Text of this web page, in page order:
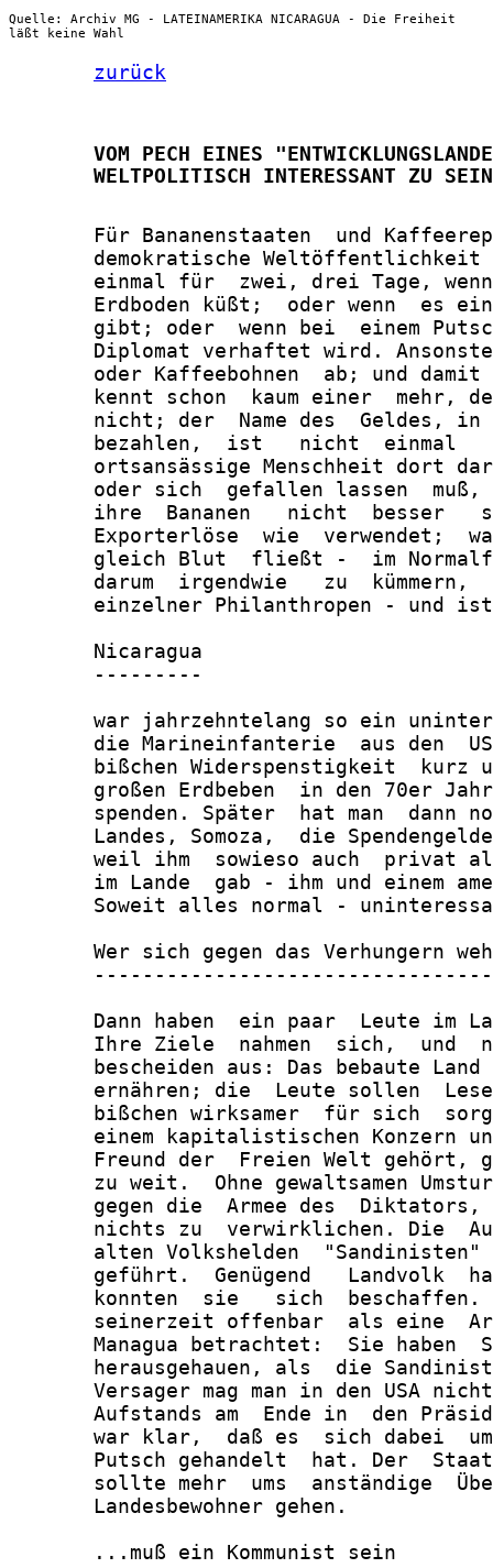
Quelle: Archiv MG - LATEINAMERIKA NICARAGUA - Die Freiheit
läßt keine Wahl
zurück
VOM PECH EINES
       WELTPOLITISCH INTERESSANT ZU SEIN
Für Bananenstaaten  und
demokratische
einmal für  zwei, drei Tage,
Erdboden küßt;  oder wenn  es
gibt; oder  wenn bei  einem
Diplomat verhaftet wird.
oder Kaffeebohnen  ab; und
kennt schon  kaum einer  mehr,
nicht; der  Name des  Geldes,
bezahlen,  ist   nicht  einmal
ortsansässige Menschheit dort
oder sich  gefallen lassen
ihre  Bananen   nicht  besser
Exporterlöse  wie  verwendet;
gleich Blut  fließt -  im
darum  irgendwie   zu  kümmern,
einzelner Philanthropen - und
       Nicaragua
       ---------
war jahrzehntelang so ein
die Marineinfanterie  aus den
bißchen Widerspenstigkeit  kurz
großen Erdbeben  in den 70er
spenden. Später  hat man  dann
Landes, Somoza,  die
weil ihm  sowieso auch  privat
im Lande  gab - ihm und einem
Soweit alles normal -
Wer sich gegen das Verhungern
Dann haben  ein paar  Leute im
Ihre Ziele  nahmen  sich,  und
bescheiden aus: Das bebaute
ernähren; die  Leute sollen
bißchen wirksamer  für sich
einem kapitalistischen Konzern
Freund der  Freien Welt gehört,
zu weit.  Ohne gewaltsamen
gegen die  Armee des
nichts zu  verwirklichen. Die
alten Volkshelden
geführt.  Genügend   Landvolk
konnten  sie   sich
seinerzeit offenbar  als eine
Managua betrachtet:  Sie haben
herausgehauen, als  die
Versager mag man in den USA
Aufstands am  Ende in  den
war klar,  daß es  sich dabei
Putsch gehandelt  hat. Der
sollte mehr  ums  anständige
       Landesbewohner gehen.
       ...muß ein Kommunist sein